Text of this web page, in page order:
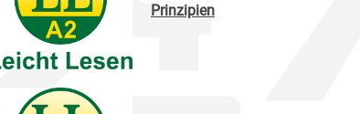
Prinzipien